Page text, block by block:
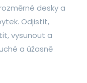
desky a
Odjistit,
vysunout a
a úžasně